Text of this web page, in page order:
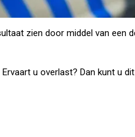
zien door middel van een
u overlast? Dan kunt u